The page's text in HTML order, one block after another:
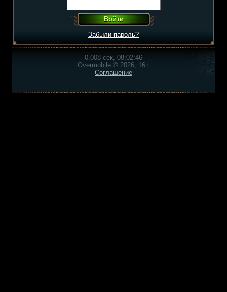
Забыли пароль?
0.008 сек, 08:02:46
Overmobile © 2026, 16+
Соглашение